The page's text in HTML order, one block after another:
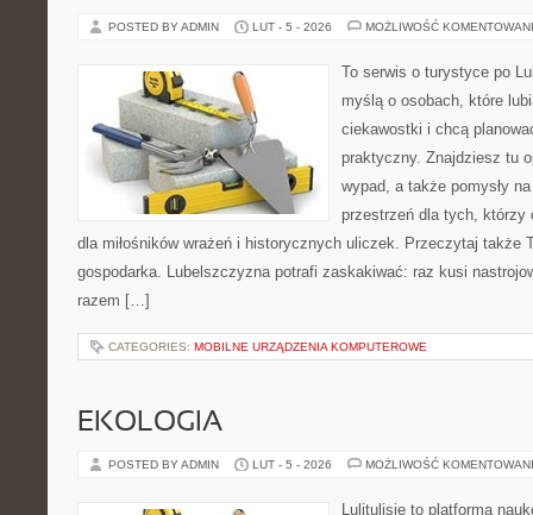
POSTED BY ADMIN LUT - 5 - 2026 MOŻLIWOŚĆ
To serwis o turystyce po
myślą o osobach, które
ciekawostki i chcą
praktyczny. Znajdziesz tu
wypad, a także pomysły
przestrzeń dla tych, którzy
dla miłośników wrażeń i historycznych uliczek. Przeczytaj także
gospodarka. Lubelszczyzna potrafi zaskakiwać: raz kusi
razem […]
CATEGORIES: MOBILNE URZĄDZENIA KOMPUTEROWE
EKOLOGIA
POSTED BY ADMIN LUT - 5 - 2026 MOŻLIWOŚĆ
Lulitulisie to platforma